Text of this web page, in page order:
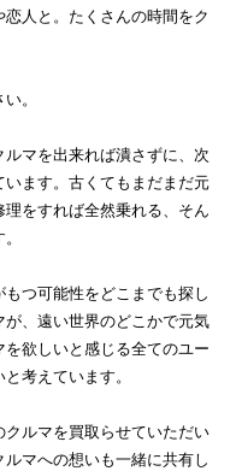
人と。たくさんの時間をク
。
マを出来れば潰さずに、次
ます。古くてもまだまだ元
をすれば全然乗れる、そん
つ可能性をどこまでも探し
、遠い世界のどこかで元気
欲しいと感じる全てのユー
考えています。
ルマを買取らせていただい
マへの想いも一緒に共有し